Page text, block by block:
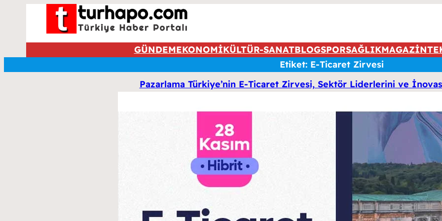
GÜNDEMEKONOMİKÜLTÜR-SANATBLOGSPORSAĞLIKMAGAZİN
Etiket: E-Ticaret Zirvesi
Pazarlama Türkiye’nin E-Ticaret Zirvesi, Sektör Liderlerini ve